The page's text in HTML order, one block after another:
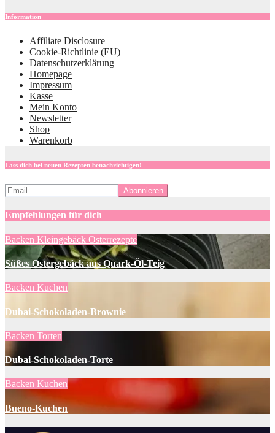
Information
Affiliate Disclosure
Cookie-Richtlinie (EU)
Datenschutzerklärung
Homepage
Impressum
Kasse
Mein Konto
Newsletter
Shop
Warenkorb
Lass dich bei neuen Rezepten benachrichtigen!
Empfehlungen für dich
Backen Kleingebäck Osterrezepte
Süßes Ostergebäck aus Quark-Öl-Teig
Backen Kuchen
Dubai-Schokoladen-Brownie
Backen Torten
Dubai-Schokoladen-Torte
Backen Kuchen
Bueno-Kuchen